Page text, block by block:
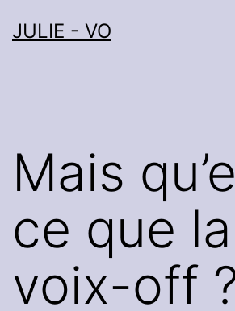
auJULIE - VO
Mais
ce que la
voix-off